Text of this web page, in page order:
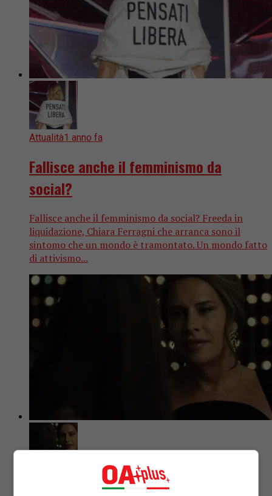
Attualità1 anno fa
Fallisce anche il femminismo da
social?
Fallisce anche il femminismo da social? Freeda in
liquidazione, Chiara Ferragni che arranca sono il
sintomo che un mondo è tramontato. Un mondo fatto
di attivismo...